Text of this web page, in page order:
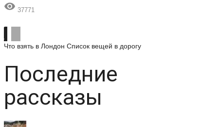
 37771
Что взять в Лондон Список вещей в дорогу
Последние
рассказы